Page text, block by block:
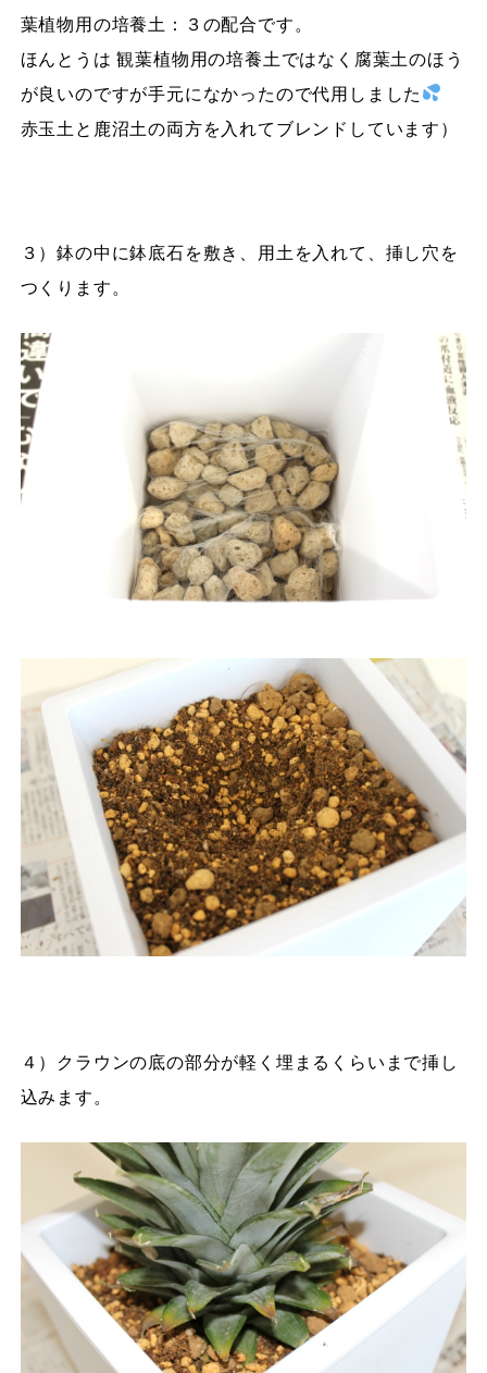
葉植物用の培養土：３の配合です。
ほんとうは 観葉植物用の培養土ではなく腐葉土のほう
が良いのですが手元になかったので代用しました
赤玉土と鹿沼土の両方を入れてブレンドしています）
３）鉢の中に鉢底石を敷き、用土を入れて、挿し穴を
つくります。
４）クラウンの底の部分が軽く埋まるくらいまで挿し
込みます。